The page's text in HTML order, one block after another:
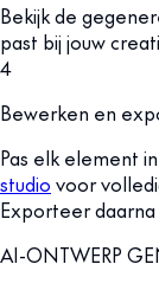
Bekijk de
past bij jouw
4
Bewerken en
Pas elk element
studio voor
Exporteer
AI-ONTWERP